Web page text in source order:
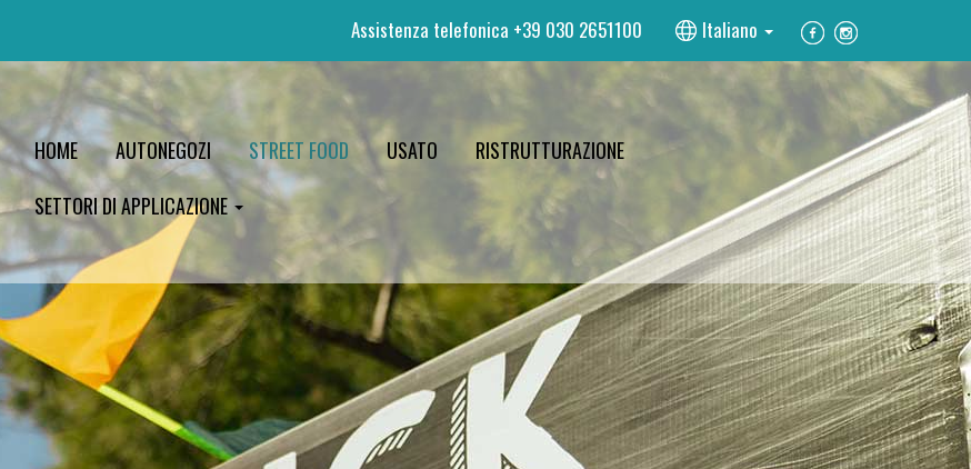
Italiano
Assistenza telefonica +39 030 2651100
HOME AUTONEGOZI STREET FOOD USATO
RISTRUTTURAZIONE
SETTORI DI APPLICAZIONE